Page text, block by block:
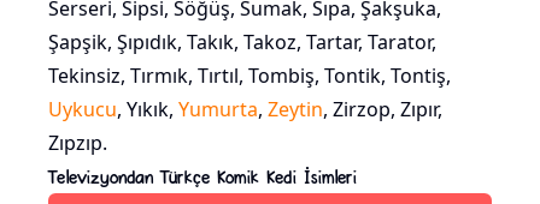
Serseri, Sipsi, Söğüş, Sumak, Sıpa, Şakşuka,
Şapşik, Şıpıdık, Takık, Takoz, Tartar, Tarator,
Tekinsiz, Tırmık, Tırtıl, Tombiş, Tontik, Tontiş,
Uykucu, Yıkık, Yumurta, Zeytin, Zirzop, Zıpır,
Zıpzıp.
Televizyondan Türkçe Komik Kedi İsimleri